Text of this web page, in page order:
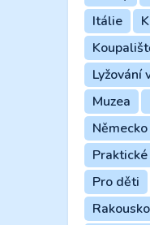
Itálie
Lyžování
Muzea
Německo
Pro děti
Rakousko